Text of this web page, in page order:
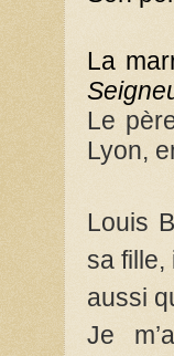
La
Le
Lyon,
Louis
sa fille,
aussi
Je